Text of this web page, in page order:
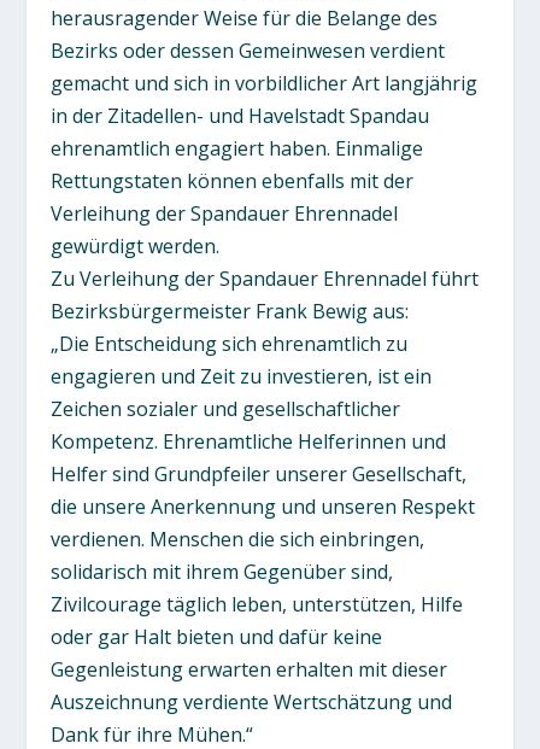
herausragender Weise für die Belange des
Bezirks oder dessen Gemeinwesen verdient
gemacht und sich in vorbildlicher Art langjährig
in der Zitadellen- und Havelstadt Spandau
ehrenamtlich engagiert haben. Einmalige
Rettungstaten können ebenfalls mit der
Verleihung der Spandauer Ehrennadel
gewürdigt werden.
Zu Verleihung der Spandauer Ehrennadel führt
Bezirksbürgermeister Frank Bewig aus:
„Die Entscheidung sich ehrenamtlich zu
engagieren und Zeit zu investieren, ist ein
Zeichen sozialer und gesellschaftlicher
Kompetenz. Ehrenamtliche Helferinnen und
Helfer sind Grundpfeiler unserer Gesellschaft,
die unsere Anerkennung und unseren Respekt
verdienen. Menschen die sich einbringen,
solidarisch mit ihrem Gegenüber sind,
Zivilcourage täglich leben, unterstützen, Hilfe
oder gar Halt bieten und dafür keine
Gegenleistung erwarten erhalten mit dieser
Auszeichnung verdiente Wertschätzung und
Dank für ihre Mühen.“